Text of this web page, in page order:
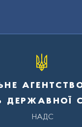
державної
НАДС